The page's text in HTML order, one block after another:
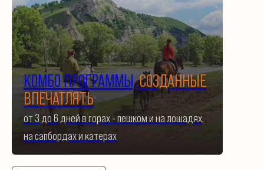
КОМБО ПРОГРАММЫ,СОЗДАННЫЕ
ВПЕЧАТЛЯТЬ
от 3 до 6 дней в горах - пешком и на лошадях,
на сапбордах и катерах